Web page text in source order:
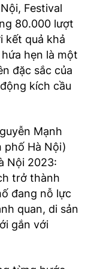
Festival
80.000 lượt
kết quả khả
hẹn là một
đặc sắc của
kích cầu
Mạnh
phố Hà Nội)
Nội 2023:
trở thành
đang nỗ lực
quan, di sản
gắn với